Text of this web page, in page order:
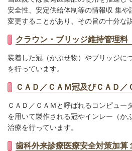
安全性、安定供給体制等の情報収 集や
変更することがあり、その旨の十分な
クラウン・ブリッジ維持管理料
装着した冠（かぶせ物）やブリッジに
を行っています。
ＣＡＤ／ＣＡＭ冠及びＣＡＤ／
ＣＡＤ／ＣＡＭと呼ばれるコンピュー
を用いて製作される冠やインレー（か
治療を行っています。
歯科外来診療医療安全対策加算